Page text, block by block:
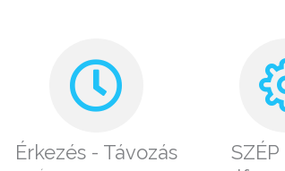
Érkezés - Távozás